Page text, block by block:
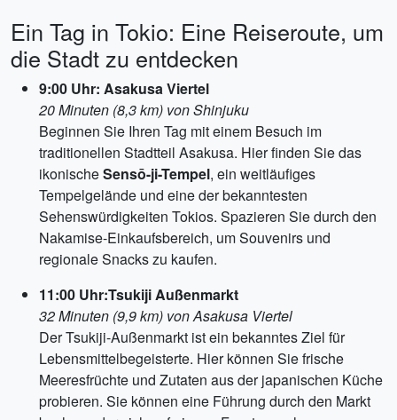
Ein Tag in Tokio: Eine Reiseroute, um
die Stadt zu entdecken
9:00 Uhr: Asakusa Viertel
20 Minuten (8,3 km) von Shinjuku
Beginnen Sie Ihren Tag mit einem Besuch im
traditionellen Stadtteil Asakusa. Hier finden Sie das
ikonischeSensō-ji-Tempel, ein weitläufiges
Tempelgelände und eine der bekanntesten
Sehenswürdigkeiten Tokios. Spazieren Sie durch den
Nakamise-Einkaufsbereich, um Souvenirs und
regionale Snacks zu kaufen.
11:00 Uhr:Tsukiji Außenmarkt
32 Minuten (9,9 km) von Asakusa Viertel
Der Tsukiji-Außenmarkt ist ein bekanntes Ziel für
Lebensmittelbegeisterte. Hier können Sie frische
Meeresfrüchte und Zutaten aus der japanischen Küche
probieren. Sie können eine Führung durch den Markt